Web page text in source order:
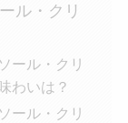
ル・クリ
ール・クリ
わいは？
ール・クリ